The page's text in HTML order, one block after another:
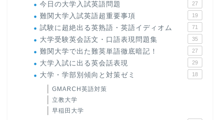
今日の大学入試英語問題 27
難関大学入試英語超重要事項 19
試験に超絶出る英熟語・英語イディオム 71
大学受験英会話文・口語表現問題集 35
難関大学で出た難英単語徹底暗記！ 27
大学入試に出る英会話表現 29
大学・学部別傾向と対策ゼミ 18
GMARCH英語対策
立教大学
早稲田大学